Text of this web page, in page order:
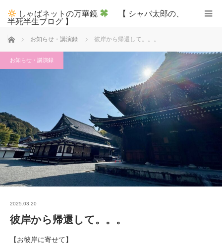
しゃばネットの万華鏡
【 シャバ太郎の、
半死半生ブログ 】
ホーム お知らせ・講演録 彼岸から帰還して。。。
お知らせ・講演録
2025.03.20
彼岸から帰還して。。。
【お彼岸に寄せて】